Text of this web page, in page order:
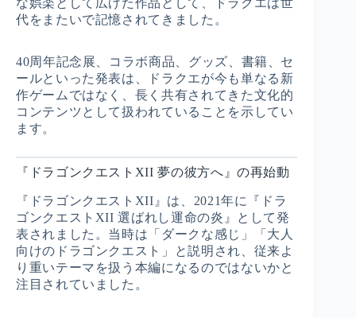
な娯楽として広げた作品として、ドラクエは世
代をまたいで記憶されてきました。
40周年記念展、コラボ商品、グッズ、書籍、セ
ールといった発表は、ドラクエが今も単なる新
作ゲームではなく、長く共有されてきた文化的
コンテンツとして扱われていることを示してい
ます。
『ドラゴンクエストXII 夢の彼方へ』の再始動
『ドラゴンクエストXII』は、2021年に『ドラ
ゴンクエストXII 選ばれし運命の炎』として発
表されました。当時は「ダークな感じ」「大人
向けのドラゴンクエスト」と説明され、従来よ
り重いテーマを扱う本編になるのではないかと
注目されていました。